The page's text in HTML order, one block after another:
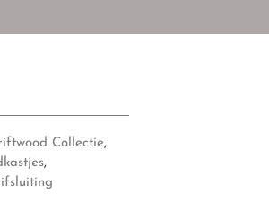
Collectie,
,